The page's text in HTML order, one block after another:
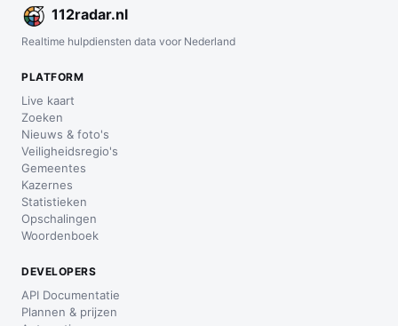
112radar.nl
Realtime hulpdiensten data voor Nederland
PLATFORM
Live kaart
Zoeken
Nieuws & foto's
Veiligheidsregio's
Gemeentes
Kazernes
Statistieken
Opschalingen
Woordenboek
DEVELOPERS
API Documentatie
Plannen & prijzen